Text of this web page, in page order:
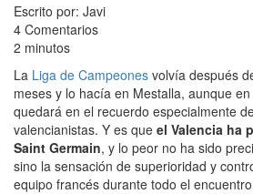
Escrito por: Javi
4 Comentarios
2 minutos
La Liga de Campeones volvía después
meses y lo hacía en Mestalla, aunque
quedará en el recuerdo especialmente
valencianistas. Y es que el Valencia ha
Saint Germain, y lo peor no ha sido
sino la sensación de superioridad y
equipo francés durante todo el